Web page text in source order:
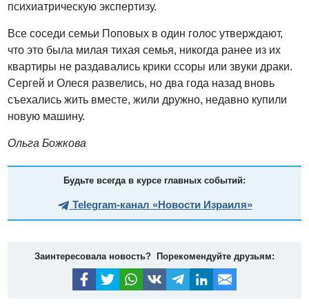
психиатрическую экспертизу.
Все соседи семьи Поповых в один голос утверждают,
что это была милая тихая семья, никогда ранее из их
квартиры не раздавались крики ссоры или звуки драки.
Сергей и Олеся развелись, но два года назад вновь
съехались жить вместе, жили дружно, недавно купили
новую машину.
Ольга Божкова
Будьте всегда в курсе главных событий:
Telegram-канал «Новости Израиля»
Заинтересовала новость? Порекомендуйте друзьям: